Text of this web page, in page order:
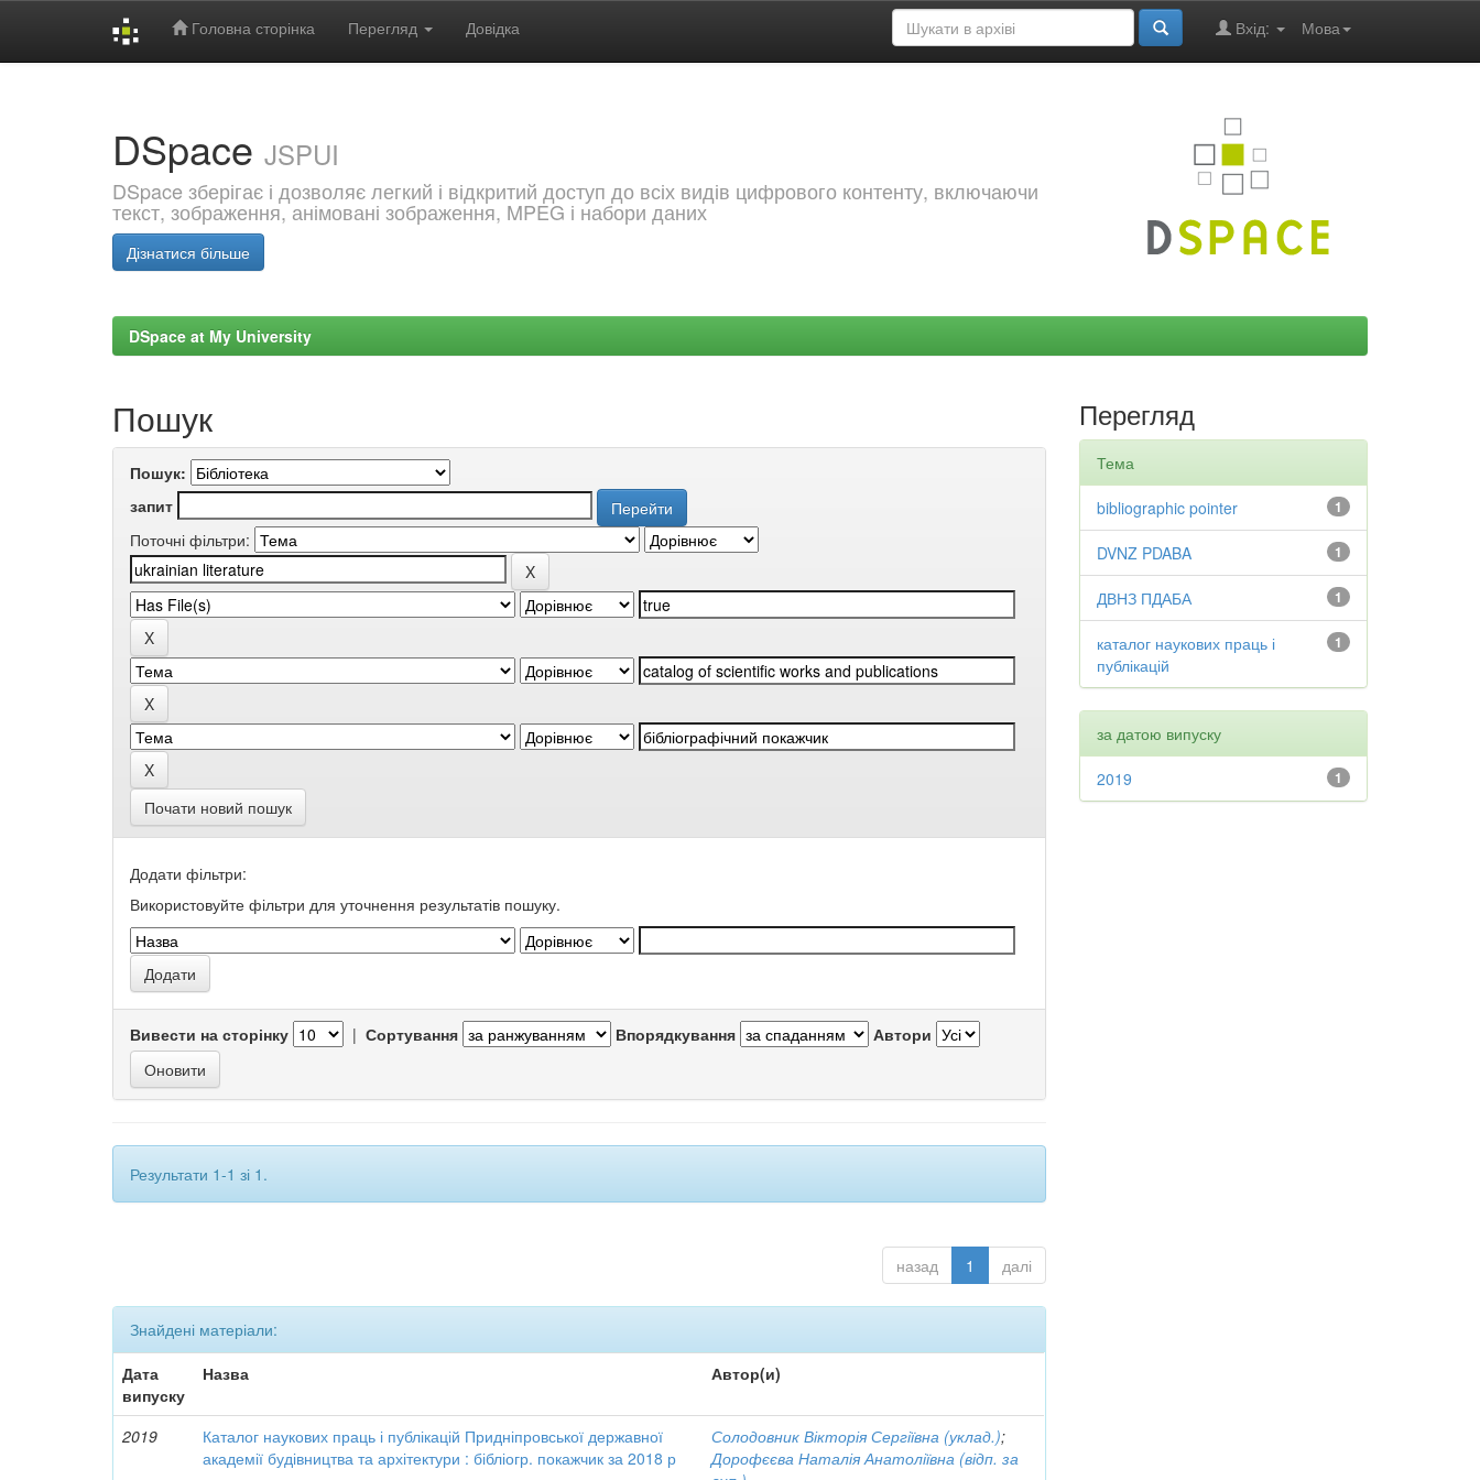
Головна сторінка Перегляд Довідка Мова
Вхід:
DSpace JSPUI
DSpace зберігає і дозволяє легкий і відкритий доступ до всіх видів цифрового контенту, включаючи
текст, зображення, анімовані зображення, MPEG і набори даних
Дізнатися більше
DSpace at My University
Пошук
Пошук:
запит
Поточні фільтри:
Почати новий пошук
Додати фільтри:
Використовуйте фільтри для уточнення результатів пошуку.
Вивести на сторінку | Сортування Впорядкування Автори
Результати 1-1 зі 1.
назад 1 далі
Знайдені матеріали:
Дата
випуску
Назва Автор(и)
2019
Каталог наукових праць і публікацій Придніпровської державної
академії будівництва та архітектури : бібліогр. покажчик за 2018 р
Солодовник Вікторія Сергіївна (уклад.);
Дорофєєва Наталія Анатоліївна (відп. за
Перегляд
Тема
1
bibliographic pointer
1
DVNZ PDABA
1
ДВНЗ ПДАБА
1
каталог наукових праць і
публікацій
за датою випуску
1
2019